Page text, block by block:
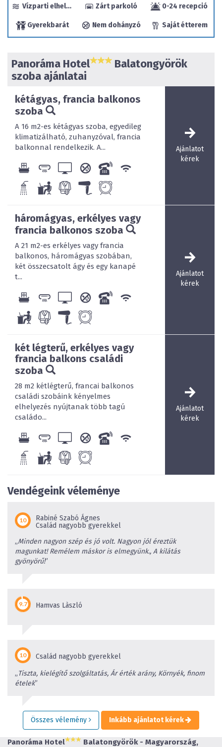
Wifi hozzáférés ingyenes a szálloda egész területén, a
skálája, gyermekmedence, óriáscsúszda áll vendégeink
rendelkezésére.
A környék felfedezésében kerékpárkölcsönzéssel,
kirándulások, változatos programok szervezésével
segítünk vendégeinknek.
Tapolca Sümeg, Zalakaros, közkedvelt kirándulási
célpontok.
Áraink tartalmazzák vendégeink részére az ingyenes
parkolást, a wellness rész használatát, a strandbelépőt
is!
100 m
Vízparti elhelyezkedés Zárt parkoló 0-24 recepció
Gyerekbarát Nem dohányzó Saját étterem
Panoráma Hotel
Balatongyörök
szoba ajánlatai
kétágyas, francia balkonos
szoba
A 16 m2-es kétágyas szoba, egyedileg
klimatizálható, zuhanyzóval, francia
balkonnal rendelkezik. A...
Ajánlatot
kérek
háromágyas, erkélyes vagy
francia balkonos szoba
A 21 m2-es erkélyes vagy francia
balkonos, háromágyas szobában,
két összecsatolt ágy és egy kanapé
t...
Ajánlatot
kérek
két légterű, erkélyes vagy
francia balkons családi
szoba
28 m2 kétlégterű, francai balkonos
családi szobáink kényelmes
elhelyezés nyújtanak több tagú
családo...
Ajánlatot
kérek
Vendégeink véleménye
Rabiné Szabó Ágnes
Család nagyobb gyerekkel
„Minden nagyon szép és jó volt. Nagyon jól éreztük
magunkat! Remélem máskor is elmegyünk., A kilátás
gyönyörű!”
Hamvas Làszló
Család nagyobb gyerekkel
„Tiszta, kielégítő szolgáltatás, Ár érték arány, Környék, finom
ételek”
Összes vélemény Inkább ajánlatot kérek
Panoráma Hotel
Balatongyörök - Magyarország,